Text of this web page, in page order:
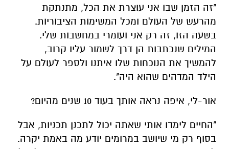
"זה הזמן שבו אני עוצרת את הכל, מתנתקת
מהרעש של העולם ומכל המשימות הציבוריות.
בשעה הזו, זה רק אני ועומרי במחשבות שלי.
המילים שנכתבות הן דרך לשמור עליו קרוב,
להמשיך את הנוכחות שלו איתנו ולספר לעולם על
הילד המדהים שהוא היה".
אור-לי, איפה נראה אותך בעוד 10 שנים מהיום?
"החיים לימדו אותי שאתה יכול לתכנן תכניות, אבל
בסוף רק מי שיושב במרומים יודע מה באמת יקרה.